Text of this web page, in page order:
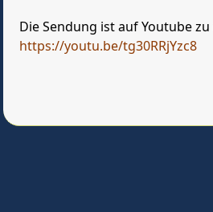
Die Sendung ist auf Youtube
https://youtu.be/tg30RRjYzc8